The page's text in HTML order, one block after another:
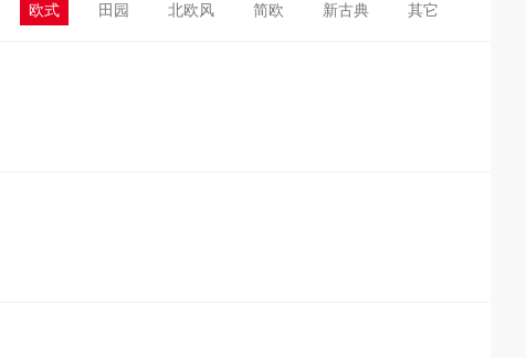
欧式 田园 北欧风 简欧 新古典 其它